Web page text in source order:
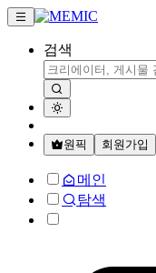
검색
원픽 회원가입
메인
탐색